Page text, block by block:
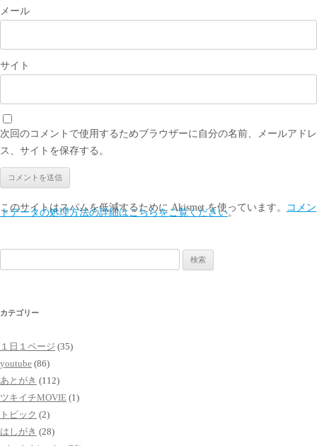
メール
サイト
次回のコメントで使用するためブラウザーに自分の名前、メールアドレ
ス、サイトを保存する。
このサイトはスパムを低減するために Akismet を使っています。 コメン
トデータの処理方法の詳細はこちらをご覧ください。
索:
カテゴリー
１日１ページ (35)
youtube (86)
あとがき (112)
ツキイチMOVIE (1)
トピック (2)
はしがき (28)